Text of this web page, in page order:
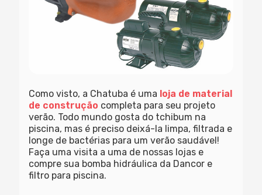
Como visto, a Chatuba é uma loja de material
de construção completa para seu projeto
verão. Todo mundo gosta do tchibum na
piscina, mas é preciso deixá-la limpa, filtrada e
longe de bactérias para um verão saudável!
Faça uma visita a uma de nossas lojas e
compre sua bomba hidráulica da Dancor e
filtro para piscina.